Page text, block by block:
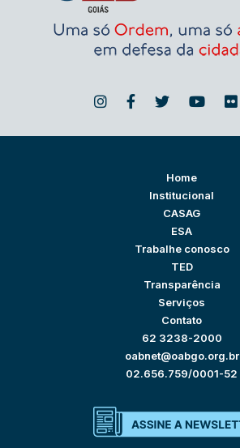
Home
Institucional
CASAG
ESA
Trabalhe conosco
TED
Transparência
Serviços
Contato
62 3238-2000
oabnet@oabgo.org.br
02.656.759/0001-52